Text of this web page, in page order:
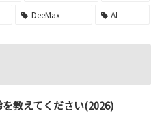
DeeMax AI
教えてください(2026)